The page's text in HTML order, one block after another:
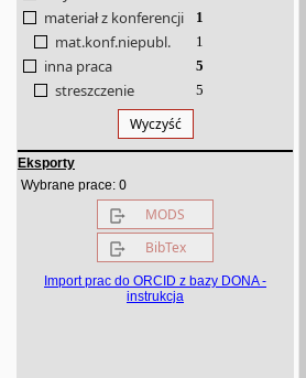
materiał z konferencji 1
mat.konf.niepubl. 1
inna praca 5
streszczenie 5
Wyczyść
Eksporty
Wybrane prace: 0
MODS
BibTex
Import prac do ORCID z bazy DONA -
instrukcja